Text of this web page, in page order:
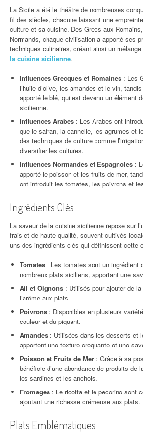
La Sicile a été le théâtre de nombreuses
fil des siècles, chacune laissant une
culture et sa cuisine. Des Grecs aux
Normands, chaque civilisation a apporté ses
techniques culinaires, créant ainsi un mélange
la cuisine sicilienne.
Influences Grecques et Romaines : Les
l’huile d’olive, les amandes et le vin,
apporté le blé, qui est devenu un élément
sicilienne.
Influences Arabes : Les Arabes ont
que le safran, la cannelle, les agrumes et
des techniques de culture comme
diversifier les cultures.
Influences Normandes et Espagnoles :
apporté le poisson et les fruits de mer,
ont introduit les tomates, les poivrons et
Ingrédients Clés
La saveur de la cuisine sicilienne repose sur
frais et de haute qualité, souvent cultivés
uns des ingrédients clés qui définissent cette
Tomates : Les tomates sont un ingrédient
nombreux plats siciliens, apportant une
Ail et Oignons : Utilisés pour ajouter de
l’arôme aux plats.
Poivrons : Disponibles en plusieurs
couleur et du piquant.
Amandes : Utilisées dans les desserts et
apportent une texture croquante et une
Poisson et Fruits de Mer : Grâce à sa
bénéficie d’une abondance de produits de
les sardines et les anchois.
Fromages : Le ricotta et le pecorino sont
ajoutant une richesse crémeuse aux plats.
Plats Emblématiques